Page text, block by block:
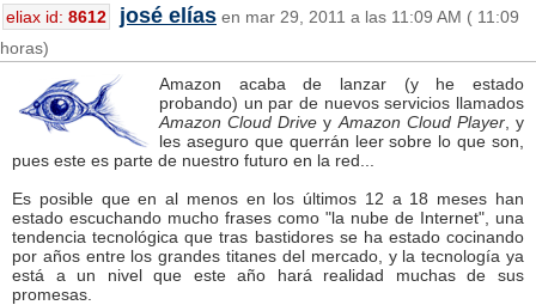
eliax id: 8612 josé elías en mar 29, 2011 a las 11:09 AM ( 11:09
horas)
Amazon acaba de lanzar (y he estado
probando) un par de nuevos servicios llamados
Amazon Cloud Drive y Amazon Cloud Player, y
les aseguro que querrán leer sobre lo que son,
pues este es parte de nuestro futuro en la red...
Es posible que en al menos en los últimos 12 a 18 meses han
estado escuchando mucho frases como "la nube de Internet", una
tendencia tecnológica que tras bastidores se ha estado cocinando
por años entre los grandes titanes del mercado, y la tecnología ya
está a un nivel que este año hará realidad muchas de sus
promesas.